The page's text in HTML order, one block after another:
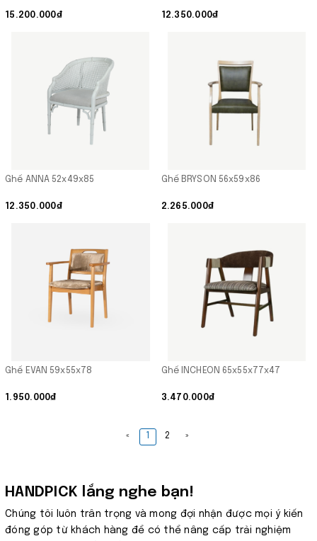
15.200.000₫ 12.350.000₫
Ghế ANNA 52x49x85
12.350.000₫
Ghế BRYSON 56x59x86
2.265.000₫
Ghế EVAN 59x55x78
1.950.000₫
Ghế INCHEON 65x55x77x47
3.470.000₫
« 2 »
HANDPICK lắng nghe bạn!
Chúng tôi luôn trân trọng và mong đợi nhận được mọi ý kiến
đóng góp từ khách hàng để có thể nâng cấp trải nghiệm